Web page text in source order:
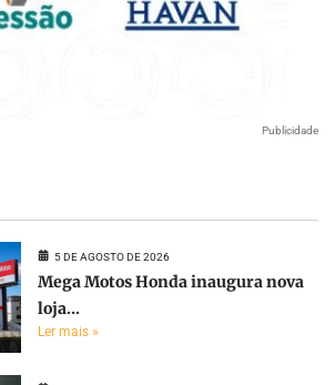
Publicidade
5 DE AGOSTO DE 2026
Mega Motos Honda inaugura nova
loja...
Ler mais »